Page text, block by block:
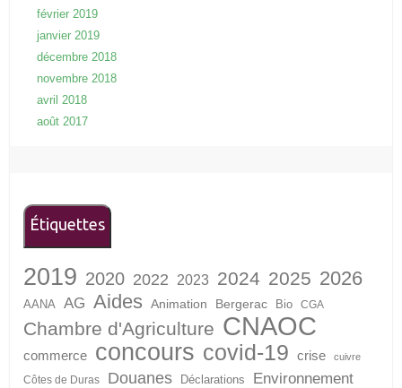
février 2019
janvier 2019
décembre 2018
novembre 2018
avril 2018
août 2017
Étiquettes
2019 2020 2022 2023 2024 2025 2026
AANA AG Aides Animation Bergerac Bio CGA
Chambre d'Agriculture CNAOC
commerce concours covid-19 crise cuivre
Côtes de Duras Douanes Déclarations Environnement